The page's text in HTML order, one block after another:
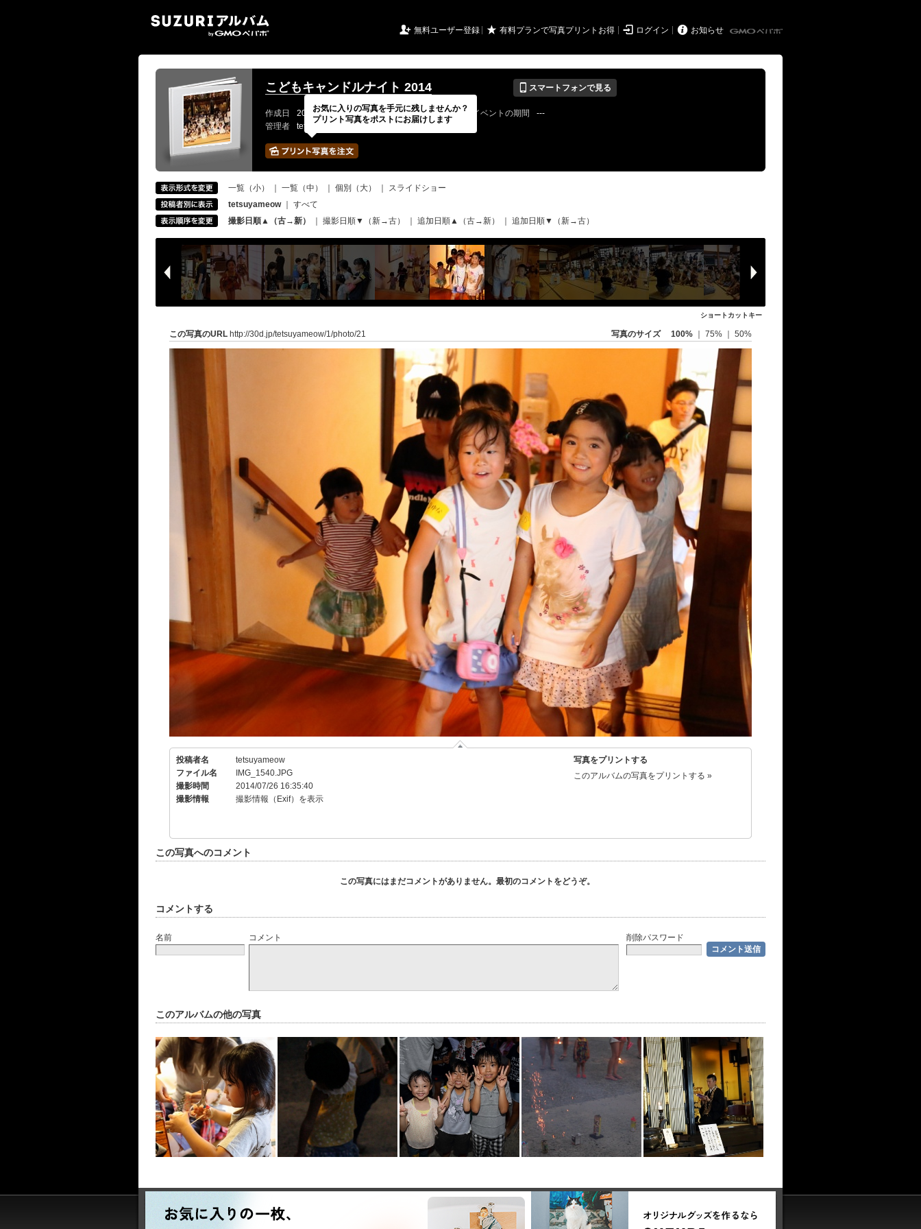
 無料ユーザー登録 ★ 有料プランで写真プリントお得  ログイン  お知らせ
こどもキャンドルナイト 2014 📱 スマートフォンで見る
作成日 2015 / 03 / 30 公開終了日 無期限 イベントの期間
---
管理者
tetsuyameowさん 写真の枚数 287 / 2000枚
一覧（小） 一覧（中） 個別（大）
スライドショー
tetsuyameow｜ すべて
撮影日順▲（古→新）
撮影日順▼（新→古） 追加日順▲（古→新） 追加日順▼（新→古）
ショートカットキー
この写真のURL http://30d.jp/tetsuyameow/1/photo/21 写真のサイズ 100% 75% 50%
投稿者名
tetsuyameow
ファイル名
IMG_1540.JPG
撮影時間
2014/07/26 16:35:40
撮影情報
撮影情報（Exif）を表示
写真をプリントする
このアルバムの写真をプリントする »
この写真へのコメント
この写真にはまだコメントがありません。最初のコメントをどうぞ。
コメントする
名前 コメント 削除パスワード
このアルバムの他の写真
お気に入りの写真を手元に残しませんか？
プリント写真をポストにお届けします